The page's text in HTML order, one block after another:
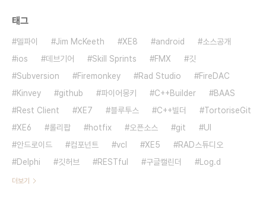
태그
델파이 Jim McKeeth XE8 android
소스공개
ios
데브기어 Skill Sprints FMX
깃
Subversion
Firemonkey Rad Studio
FireDAC
Kinvey
github 파이어몽키 C++Builder
BAAS
Rest Client
XE7 블루투스 C++빌더
TortoriseGit
XE6
롤리팝 hotfix 오픈소스 git
UI
안드로이드
컴포넌트 vcl XE5
RAD스튜디오
Delphi
깃허브 RESTful 구글캘린더 Log.d
더보기